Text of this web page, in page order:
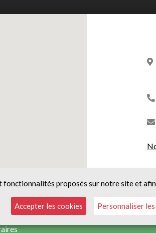
proposés sur notre site et afin
Accepter les cookies Personnaliser